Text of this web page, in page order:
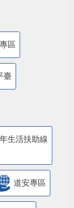
區
臺
生活扶助線
道安專區